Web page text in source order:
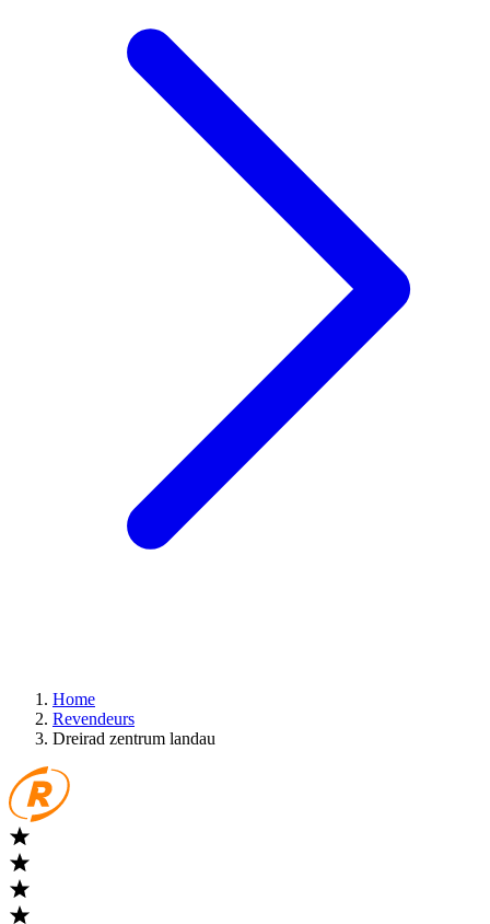
Home
Revendeurs
Dreirad zentrum landau